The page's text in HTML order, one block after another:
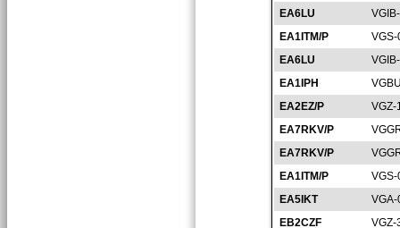
EA6LU
EA1ITM/P
EA6LU
EA1IPH
EA2EZ/P
VGZ-
EA7RKV/P
EA7RKV/P
EA1ITM/P
EA5IKT
EB2CZF
VGZ-